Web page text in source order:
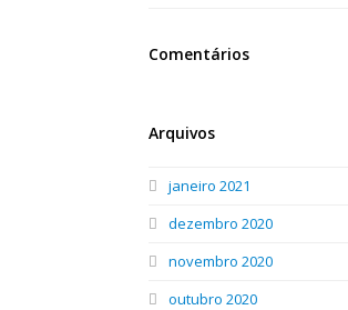
Comentários
Arquivos
janeiro 2021
dezembro 2020
novembro 2020
outubro 2020